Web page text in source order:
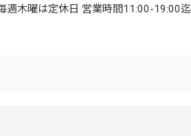
週木曜は定休日 営業時間11:00-19:00迄